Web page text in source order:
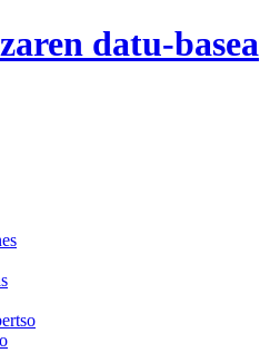
datu-basea